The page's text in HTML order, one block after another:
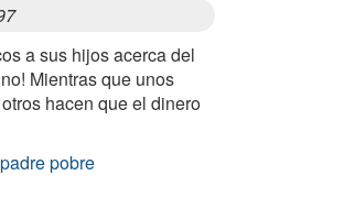
a sus hijos acerca del
Mientras que unos
hacen que el dinero
pobre